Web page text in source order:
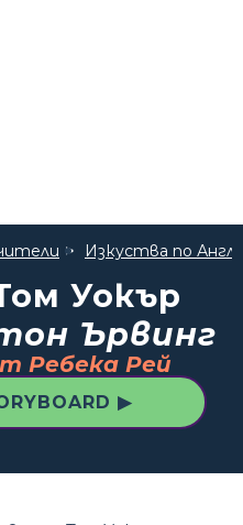
Изкуства по
Уокър
Ървинг
Ребека Рей
▶